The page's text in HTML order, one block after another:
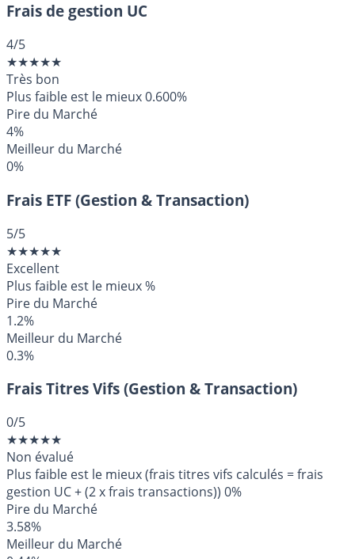
Frais de gestion UC
4/5
★★★★★
Très bon
Plus faible est le mieux0.600%
Pire du Marché
4%
Meilleur du Marché
0%
Frais ETF (Gestion & Transaction)
5/5
★★★★★
Excellent
Plus faible est le mieux%
Pire du Marché
1.2%
Meilleur du Marché
0.3%
Frais Titres Vifs (Gestion & Transaction)
0/5
★★★★★
Non évalué
Plus faible est le mieux (frais titres vifs calculés = frais
gestion UC + (2 x frais transactions)) 0%
Pire du Marché
3.58%
Meilleur du Marché